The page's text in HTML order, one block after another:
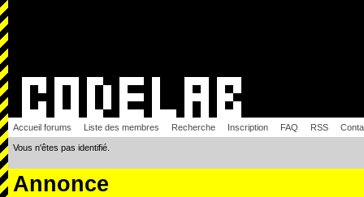
Accueil forums Liste des membres Recherche Inscription FAQ RSS
Vous n'êtes pas identifié.
Annonce